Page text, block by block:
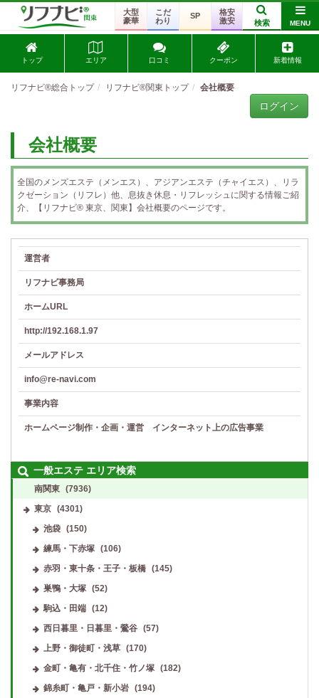
大型
豪華
こだ
わり
SP
格安
激安
検索 MENU
トップ エリア 口コミ クーポン 新着情報
リフナビ®総合トップ リフナビ®関東トップ 会社概要
ログイン
会社概要
全国のメンズエステ（メンエス）、アジアンエステ（チャイエス）、リラ
クゼーション（リフレ）他、息抜き休息・リフレッシュに関する情報ご紹
介、【リフナビ® 東京、関東】会社概要のページです。
運営者
リフナビ事務局
ホームURL
http://192.168.1.97
メールアドレス
info@re-navi.com
事業内容
ホームページ制作・企画・運営 インターネット上の広告事業
一般エステ エリア検索
南関東 (7936)
東京 (4301)
池袋
(150)
練馬・下赤塚
(106)
赤羽・東十条・王子・板橋
(145)
巣鴨・大塚
(52)
駒込・田端
(12)
西日暮里・日暮里・鶯谷
(57)
上野・御徒町・浅草
(170)
金町・亀有・北千住・竹ノ塚
(182)
錦糸町・亀戸・新小岩
(194)